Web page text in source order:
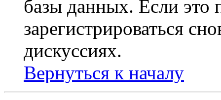
базы данных. Если это
зарегистрироваться
дискуссиях.
Вернуться к началу